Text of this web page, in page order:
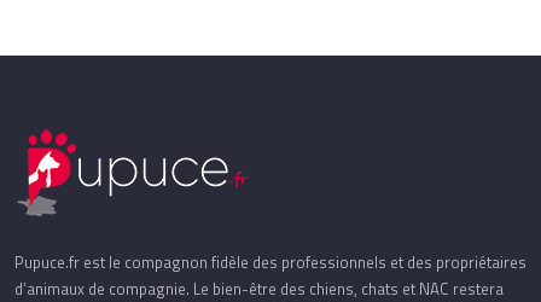
Pupuce.fr est le compagnon fidèle des professionnels et des propriétaires
d’animaux de compagnie. Le bien-être des chiens, chats et NAC restera